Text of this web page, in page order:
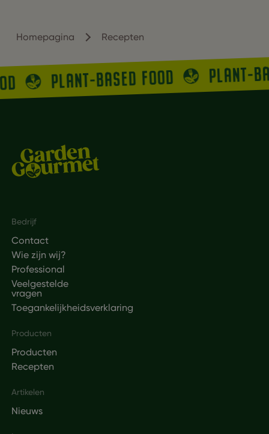
Homepagina Recepten
PLANT-BASED FOOD PLANT-
Footer
Bedrijf
Contact
Wie zijn wij?
Professional
Veelgestelde
vragen
Toegankelijkheidsverklaring
Producten
Producten
Recepten
Artikelen
Nieuws